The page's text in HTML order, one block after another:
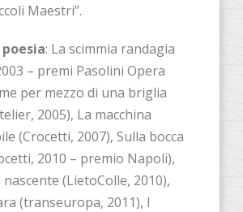
Maestri”.
: La scimmia randagia
– premi Pasolini Opera
per mezzo di una briglia
2005), La macchina
(Crocetti, 2007), Sulla bocca
2010 – premio Napoli),
(LietoColle, 2010),
(transeuropa, 2011), l